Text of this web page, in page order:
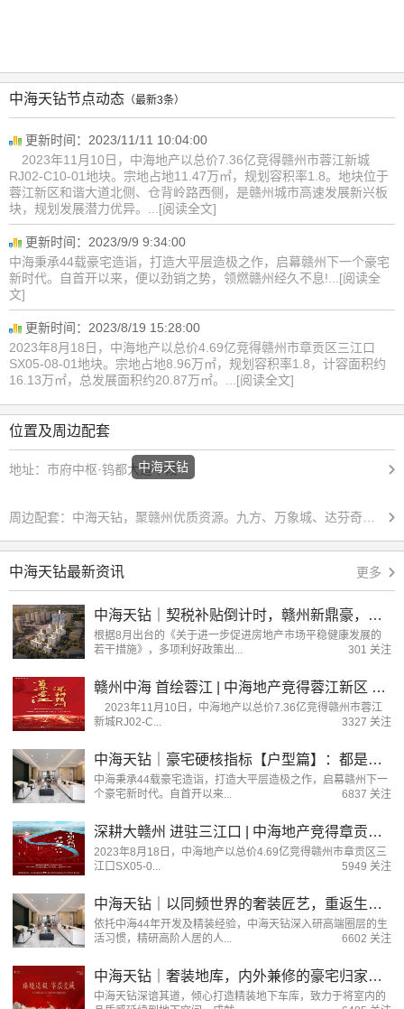
中海天钻节点动态 （最新3条）
更新时间：2023/11/11 10:04:00
2023年11月10日，中海地产以总价7.36亿竞得赣州市蓉江新城
RJ02-C10-01地块。宗地占地11.47万㎡，规划容积率1.8。地块位于
蓉江新区和谐大道北侧、仓背岭路西侧，是赣州城市高速发展新兴板
块，规划发展潜力优异。...[阅读全文]
更新时间：2023/9/9 9:34:00
中海秉承44载豪宅造诣，打造大平层造极之作，启幕赣州下一个豪宅
新时代。自首开以来，便以劲销之势，领燃赣州经久不息!...[阅读全
文]
更新时间：2023/8/19 15:28:00
2023年8月18日，中海地产以总价4.69亿竞得赣州市章贡区三江口
SX05-08-01地块。宗地占地8.96万㎡，规划容积率1.8，计容面积约
16.13万㎡，总发展面积约20.87万㎡。...[阅读全文]
位置及周边配套
地址： 市府中枢·钨都大道中段
中海天钻
周边配套： 中海天钻，聚赣州优质资源。九方、万象城、达芬奇国际中心、赣州之星、第五大道等商业综合体，畅享繁华万象；市博物馆、市大剧院、市体育中心、市游泳馆等文体资源云集，引领人文风尚；市保育院、章江路小学、章贡中学、赣州三中、厚德外国语学校等环绕，护航成长教育；中央生态公园、赞贤公园、长征广场等城市生态环绕，惬意漫步于市心绿境。
中海天钻最新资讯 更多
中海天钻｜契税补贴倒计时，赣州新鼎豪，竞藏正当时
根据8月出台的《关于进一步促进房地产市场平稳健康发展的
若干措施》，多项利好政策出...
301 关注
赣州中海 首绘蓉江 | 中海地产竞得蓉江新区 全维醇熟配套地块！
2023年11月10日，中海地产以总价7.36亿竞得赣州市蓉江
新城RJ02-C...
3327 关注
中海天钻｜豪宅硬核指标【户型篇】：都是大平层，大有不同
中海秉承44载豪宅造诣，打造大平层造极之作，启幕赣州下一
个豪宅新时代。自首开以来...
6837 关注
深耕大赣州 进驻三江口 | 中海地产竞得章贡区 三江口一线江景地块！
2023年8月18日，中海地产以总价4.69亿竞得赣州市章贡区三
江口SX05-0...
5949 关注
中海天钻｜以同频世界的奢装匠艺，重返生活本意
依托中海44年开发及精装经验，中海天钻深入研高端圈层的生
活习惯，精研高阶人居的人...
6602 关注
中海天钻｜奢装地库，内外兼修的豪宅归家礼序
中海天钻深谙其道，倾心打造精装地下车库，致力于将室内的